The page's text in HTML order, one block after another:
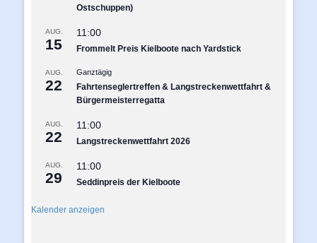
Ostschuppen)
AUG.
15
11:00
Frommelt Preis Kielboote nach Yardstick
AUG.
22
Ganztägig
Fahrtenseglertreffen & Langstreckenwettfahrt &
Bürgermeisterregatta
AUG.
22
11:00
Langstreckenwettfahrt 2026
AUG.
29
11:00
Seddinpreis der Kielboote
Kalender anzeigen